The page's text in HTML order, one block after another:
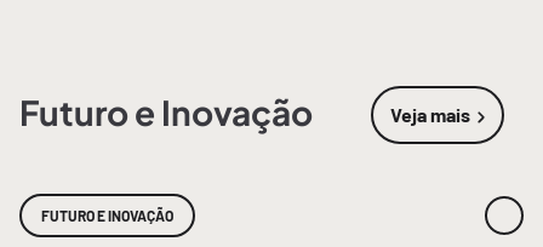
Futuro e Inovação Veja mais
sobre
FUTURO E INOVAÇÃO